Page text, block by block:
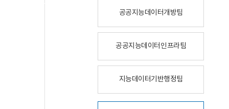
공공지능데이터개방팀
공공지능데이터인프라팀
지능데이터기반행정팀